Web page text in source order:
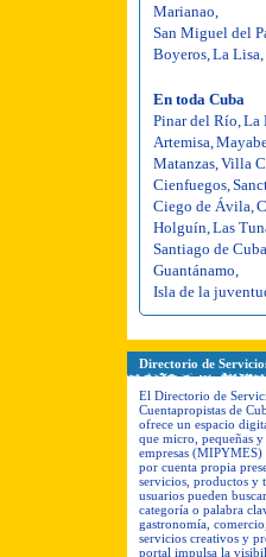
Marianao
San Miguel del
Boyeros La Lisa
En toda Cuba
Pinar del Río La
Artemisa
Matanzas Villa
Cienfuegos
Ciego de Ávila
Holguín Las
Santiago de Cuba
Guantánamo
Isla de la
Directorio de
El Directorio de
Cuentapropistas de
ofrece un espacio
que micro, pequeñas y
empresas (MIPYMES)
por cuenta propia
servicios, productos y
usuarios pueden
categoría o palabra
gastronomía,
servicios creativos y
portal impulsa la